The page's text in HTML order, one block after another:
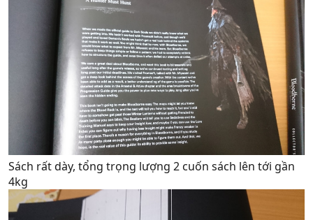
Sách rất dày, tổng trọng lượng 2 cuốn sách lên tới gần
4kg